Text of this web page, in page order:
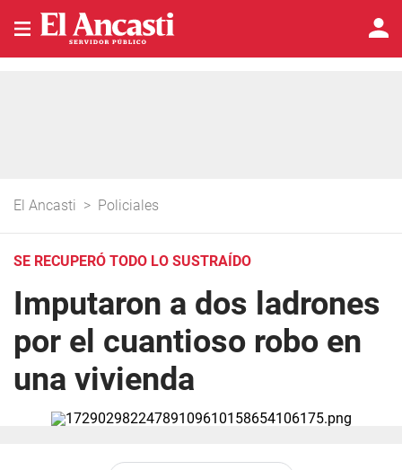
El Ancasti > Policiales
SE RECUPERÓ TODO LO SUSTRAÍDO
Imputaron a dos ladrones
por el cuantioso robo en
una vivienda